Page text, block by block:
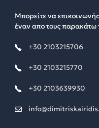
Μπορείτε να
έναν απο τους παρακάτω
+30 2103215706
+30 2103215770
+30 2103639930